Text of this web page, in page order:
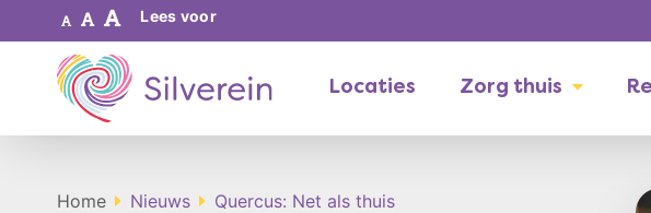
Lees voor
Locaties Zorg thuis
Home Nieuws Quercus: Net als thuis